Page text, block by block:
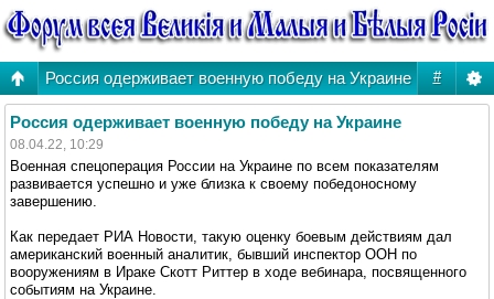
#
Россия одерживает военную победу на Украине
Россия одерживает военную победу на Украине
08.04.22, 10:29
Военная спецоперация России на Украине по всем показателям
развивается успешно и уже близка к своему победоносному
завершению.
Как передает РИА Новости, такую оценку боевым действиям дал
американский военный аналитик, бывший инспектор ООН по
вооружениям в Ираке Скотт Риттер в ходе вебинара, посвященного
событиям на Украине.